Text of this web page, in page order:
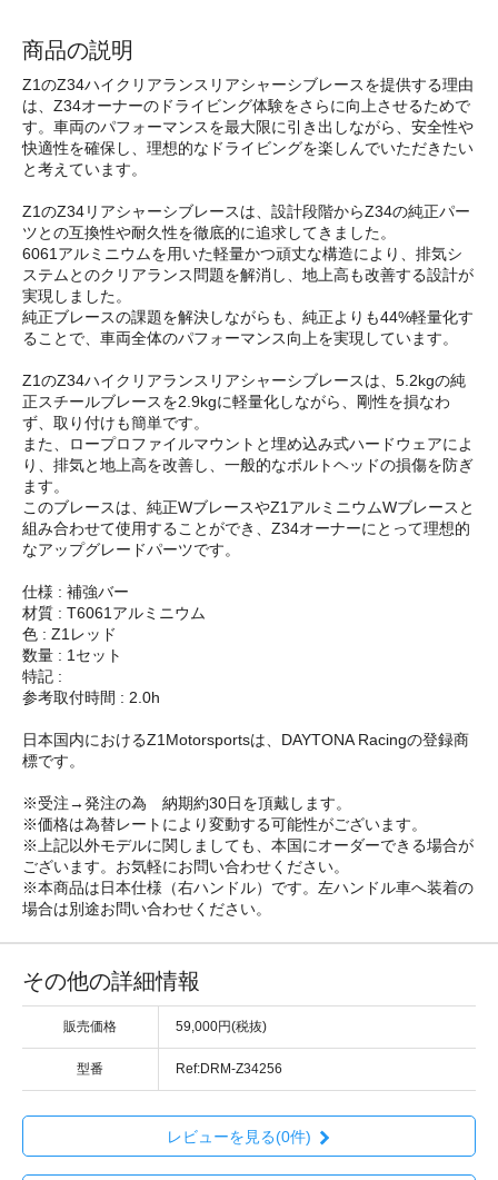
商品の説明
Z1のZ34ハイクリアランスリアシャーシブレースを提供する理由
は、Z34オーナーのドライビング体験をさらに向上させるためで
す。車両のパフォーマンスを最大限に引き出しながら、安全性や
快適性を確保し、理想的なドライビングを楽しんでいただきたい
と考えています。
Z1のZ34リアシャーシブレースは、設計段階からZ34の純正パー
ツとの互換性や耐久性を徹底的に追求してきました。
6061アルミニウムを用いた軽量かつ頑丈な構造により、排気シ
ステムとのクリアランス問題を解消し、地上高も改善する設計が
実現しました。
純正ブレースの課題を解決しながらも、純正よりも44%軽量化す
ることで、車両全体のパフォーマンス向上を実現しています。
Z1のZ34ハイクリアランスリアシャーシブレースは、5.2kgの純
正スチールブレースを2.9kgに軽量化しながら、剛性を損なわ
ず、取り付けも簡単です。
また、ロープロファイルマウントと埋め込み式ハードウェアによ
り、排気と地上高を改善し、一般的なボルトヘッドの損傷を防ぎ
ます。
このブレースは、純正WブレースやZ1アルミニウムWブレースと
組み合わせて使用することができ、Z34オーナーにとって理想的
なアップグレードパーツです。
仕様 : 補強バー
材質 : T6061アルミニウム
色 : Z1レッド
数量 : 1セット
特記 :
参考取付時間 : 2.0h
日本国内におけるZ1Motorsportsは、DAYTONA Racingの登録商
標です。
※受注→発注の為 納期約30日を頂戴します。
※価格は為替レートにより変動する可能性がございます。
※上記以外モデルに関しましても、本国にオーダーできる場合が
ございます。お気軽にお問い合わせください。
※本商品は日本仕様（右ハンドル）です。左ハンドル車へ装着の
場合は別途お問い合わせください。
その他の詳細情報
販売価格 59,000円(税抜)
型番 Ref:DRM-Z34256
レビューを見る(0件)